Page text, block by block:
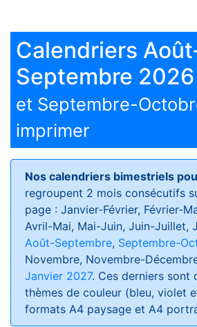
Calendriers
Septembre 2026
et Septembre-
imprimer
Nos calendriers bimestriels
regroupent 2 mois consécutifs
page : Janvier-Février, Février-
Avril-Mai, Mai-Juin, Juin-Juillet,
Août-Septembre, Septembre-
Novembre, Novembre-
Janvier 2027. Ces derniers sont
thèmes de couleur (bleu, violet
formats A4 paysage et A4